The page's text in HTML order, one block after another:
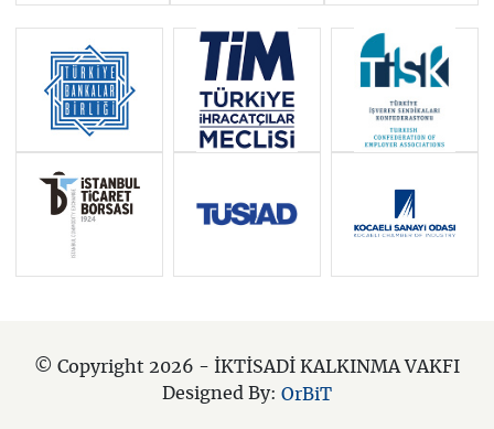
© Copyright 2026 - İKTİSADİ KALKINMA VAKFI
Designed By: OrBiT